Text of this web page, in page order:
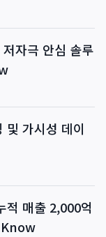
자극 안심 솔루
가시성 데이
적 매출 2,000억